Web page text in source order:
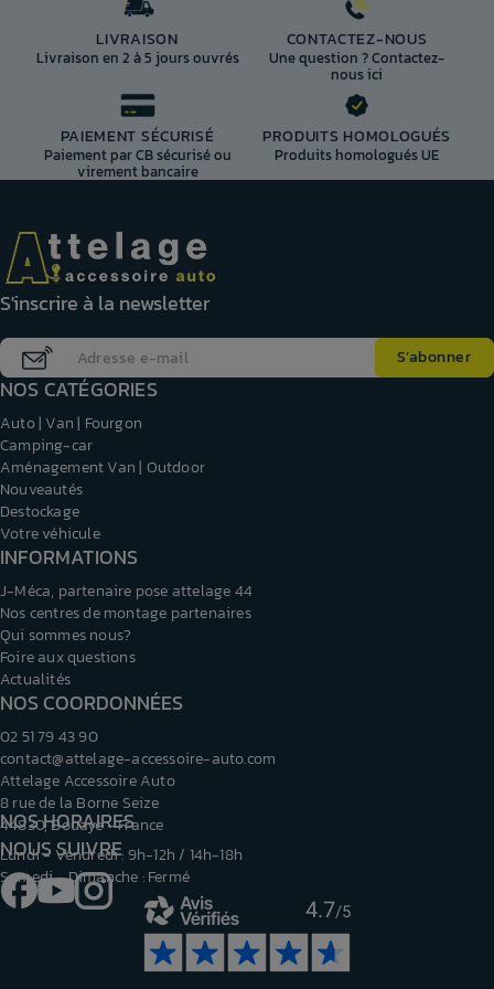
LIVRAISON
Livraison en 2 à 5 jours ouvrés
CONTACTEZ-NOUS
Une question ? Contactez-
nous ici
PAIEMENT SÉCURISÉ
Paiement par CB sécurisé ou
virement bancaire
PRODUITS HOMOLOGUÉS
Produits homologués UE
NOS CATÉGORIES
Auto | Van | Fourgon
Camping-car
Aménagement Van | Outdoor
Nouveautés
Destockage
Votre véhicule
INFORMATIONS
J-Méca, partenaire pose attelage 44
Nos centres de montage partenaires
Qui sommes nous?
Foire aux questions
Actualités
NOS COORDONNÉES
02 51 79 43 90
contact@attelage-accessoire-auto.com
Attelage Accessoire Auto
8 rue de la Borne Seize
44830, Bouaye - France
S'inscrire à la newsletter
NOUS SUIVRE
FacebookYouTubeInstagram
NOS HORAIRES
Lundi - Vendredi : 9h-12h / 14h-18h
Samedi - Dimanche : Fermé
4.7/5